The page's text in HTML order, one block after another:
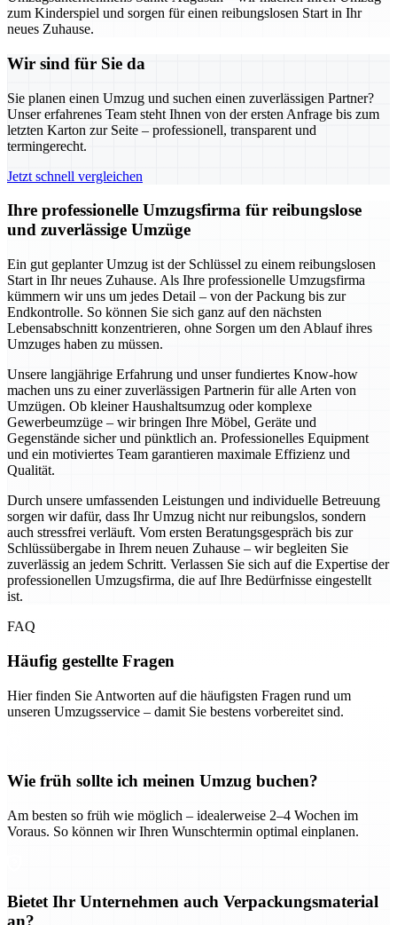
zum Kinderspiel und sorgen für einen reibungslosen Start in Ihr
neues Zuhause.
Wir sind für Sie da
Sie planen einen Umzug und suchen einen zuverlässigen Partner?
Unser erfahrenes Team steht Ihnen von der ersten Anfrage bis zum
letzten Karton zur Seite – professionell, transparent und
termingerecht.
Jetzt schnell vergleichen
Ihre professionelle Umzugsfirma für reibungslose
und zuverlässige Umzüge
Ein gut geplanter Umzug ist der Schlüssel zu einem reibungslosen
Start in Ihr neues Zuhause. Als Ihre professionelle Umzugsfirma
kümmern wir uns um jedes Detail – von der Packung bis zur
Endkontrolle. So können Sie sich ganz auf den nächsten
Lebensabschnitt konzentrieren, ohne Sorgen um den Ablauf ihres
Umzuges haben zu müssen.
Unsere langjährige Erfahrung und unser fundiertes Know-how
machen uns zu einer zuverlässigen Partnerin für alle Arten von
Umzügen. Ob kleiner Haushaltsumzug oder komplexe
Gewerbeumzüge – wir bringen Ihre Möbel, Geräte und
Gegenstände sicher und pünktlich an. Professionelles Equipment
und ein motiviertes Team garantieren maximale Effizienz und
Qualität.
Durch unsere umfassenden Leistungen und individuelle Betreuung
sorgen wir dafür, dass Ihr Umzug nicht nur reibungslos, sondern
auch stressfrei verläuft. Vom ersten Beratungsgespräch bis zur
Schlüssübergabe in Ihrem neuen Zuhause – wir begleiten Sie
zuverlässig an jedem Schritt. Verlassen Sie sich auf die Expertise der
professionellen Umzugsfirma, die auf Ihre Bedürfnisse eingestellt
ist.
FAQ
Häufig gestellte Fragen
Hier finden Sie Antworten auf die häufigsten Fragen rund um
unseren Umzugsservice – damit Sie bestens vorbereitet sind.
Wie früh sollte ich meinen Umzug buchen?
Am besten so früh wie möglich – idealerweise 2–4 Wochen im
Voraus. So können wir Ihren Wunschtermin optimal einplanen.
Bietet Ihr Unternehmen auch Verpackungsmaterial
an?